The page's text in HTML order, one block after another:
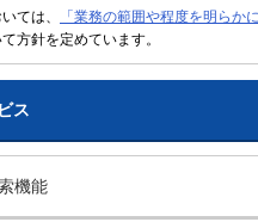
ては、
「業務の範囲や程度を明らか
方針を定めています。
ス
機能